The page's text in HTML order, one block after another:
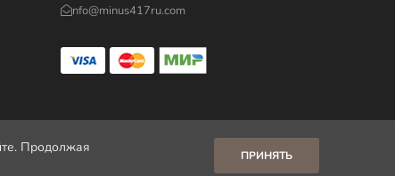
nfo@minus417ru.com
Продолжая
ПРИНЯТЬ